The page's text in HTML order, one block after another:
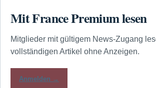
Mit France Premium lesen
Mitglieder mit gültigem News-Zugang
vollständigen Artikel ohne Anzeigen.
Anmelden →